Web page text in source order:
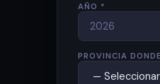
AÑO *
PROVINCIA